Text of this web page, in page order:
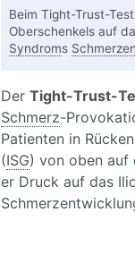
Beim Tight-Trust-
Oberschenkels auf
Syndroms Schmerzen
Der Tight-Trust-
Schmerz-
Patienten in
(ISG) von oben auf
er Druck auf das